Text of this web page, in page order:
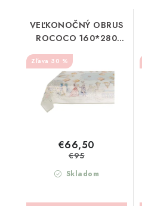
VEĽKONOČNÝ OBRUS
ROCOCO 160*280
BLANC MARICLO
(A39660)
30 %
Skladom
€66,50
€95